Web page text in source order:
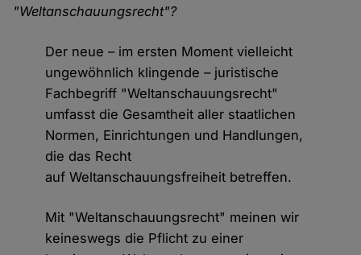
"Weltanschauungsrecht"?
Der neue – im ersten Moment vielleicht
ungewöhnlich klingende – juristische
Fachbegriff "Weltanschauungsrecht"
umfasst die Gesamtheit aller staatlichen
Normen, Einrichtungen und Handlungen,
die das Recht
auf Weltanschauungsfreiheit betreffen.
Mit "Weltanschauungsrecht" meinen wir
keineswegs die Pflicht zu einer